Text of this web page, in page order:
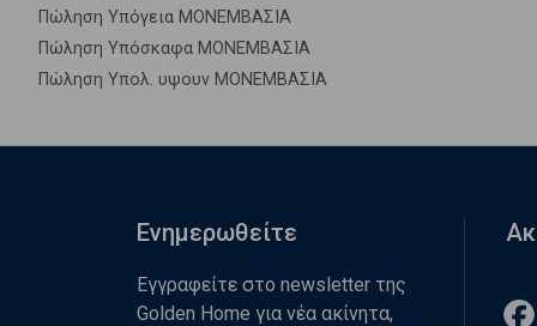
Πώληση Υπόγεια ΜΟΝΕΜΒΑΣΙΑ
Πώληση Υπόσκαφα ΜΟΝΕΜΒΑΣΙΑ
Πώληση Υπολ. υψουν ΜΟΝΕΜΒΑΣΙΑ
Ενημερωθείτε
Εγγραφείτε στο newsletter της
Golden Home για νέα ακίνητα,